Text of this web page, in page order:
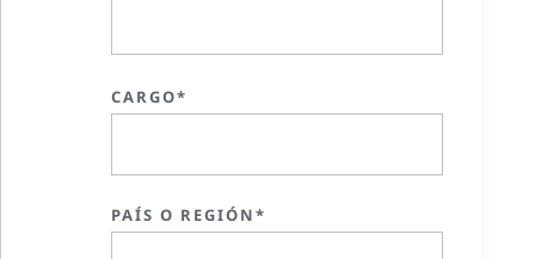
CARGO*
PAÍS O REGIÓN*